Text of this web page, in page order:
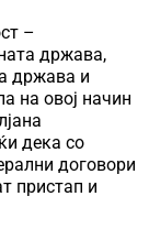
–
држава,
држава и
на овој начин
дека со
договори
пристап и